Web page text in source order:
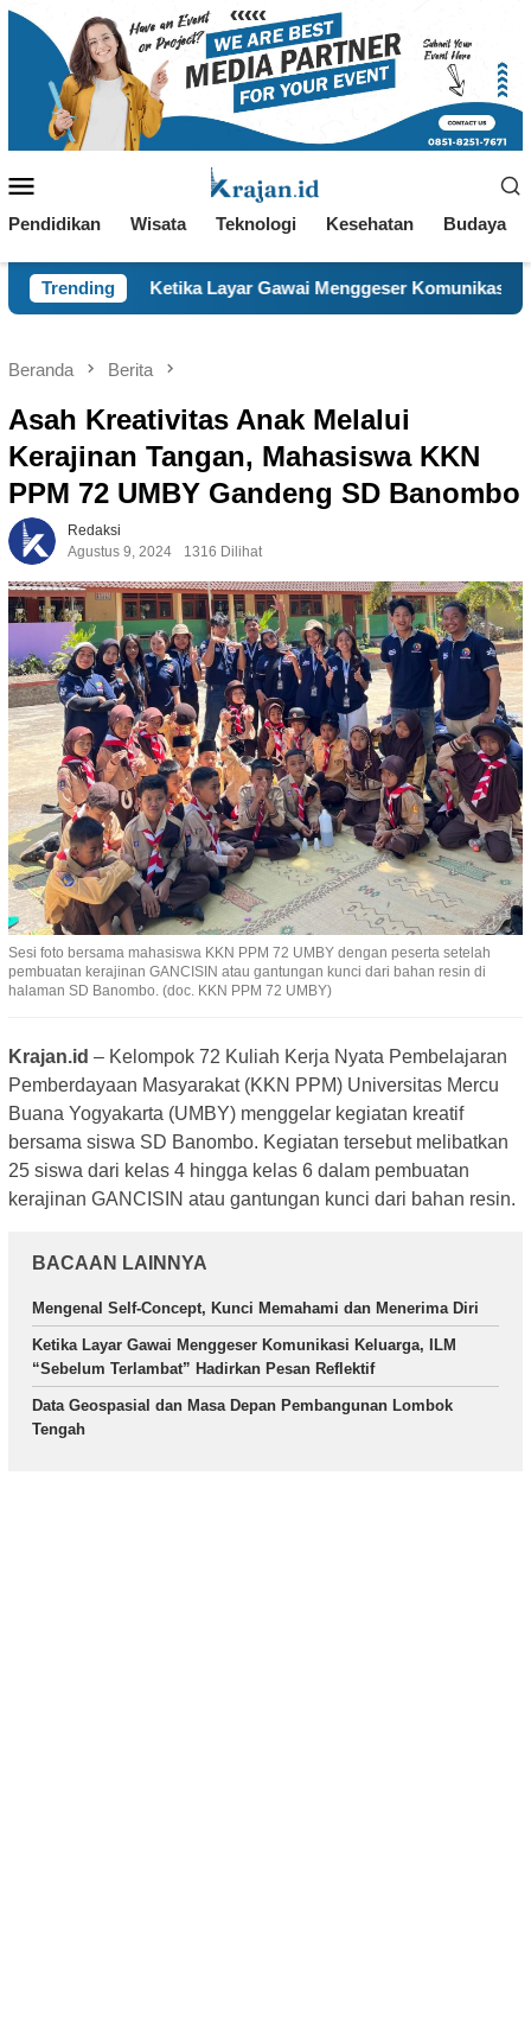
Loncat
Mobile
Pendidikan Wisata Teknologi Kesehatan Budaya
Trending
Ketika Layar Gawai Menggeser Komunikasi Keluarga, ILM
Beranda Berita
Asah Kreativitas Anak Melalui
Kerajinan Tangan, Mahasiswa KKN
PPM 72 UMBY Gandeng SD Banombo
Redaksi
Agustus 9, 2024
1316 Dilihat
Sesi foto bersama mahasiswa KKN PPM 72 UMBY dengan peserta setelah
pembuatan kerajinan GANCISIN atau gantungan kunci dari bahan resin di
halaman SD Banombo. (doc. KKN PPM 72 UMBY)
Krajan.id – Kelompok 72 Kuliah Kerja Nyata Pembelajaran
Pemberdayaan Masyarakat (KKN PPM) Universitas Mercu
Buana Yogyakarta (UMBY) menggelar kegiatan kreatif
bersama siswa SD Banombo. Kegiatan tersebut melibatkan
25 siswa dari kelas 4 hingga kelas 6 dalam pembuatan
kerajinan GANCISIN atau gantungan kunci dari bahan resin.
BACAAN LAINNYA
Mengenal Self-Concept, Kunci Memahami dan Menerima Diri
Ketika Layar Gawai Menggeser Komunikasi Keluarga, ILM
“Sebelum Terlambat” Hadirkan Pesan Reflektif
Data Geospasial dan Masa Depan Pembangunan Lombok
Tengah